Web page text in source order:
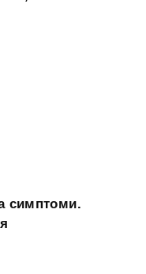
симптоми.